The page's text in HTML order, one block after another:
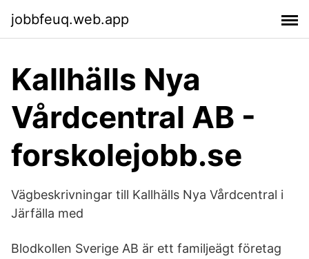
jobbfeuq.web.app
Kallhälls Nya
Vårdcentral AB -
forskolejobb.se
Vägbeskrivningar till Kallhälls Nya Vårdcentral i
Järfälla med
Blodkollen Sverige AB är ett familjeägt företag